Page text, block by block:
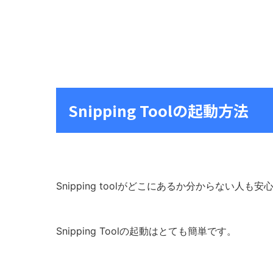
Snipping Toolの起動方法
Snipping toolがどこにあるか分からない人も安心
Snipping Toolの起動はとても簡単です。